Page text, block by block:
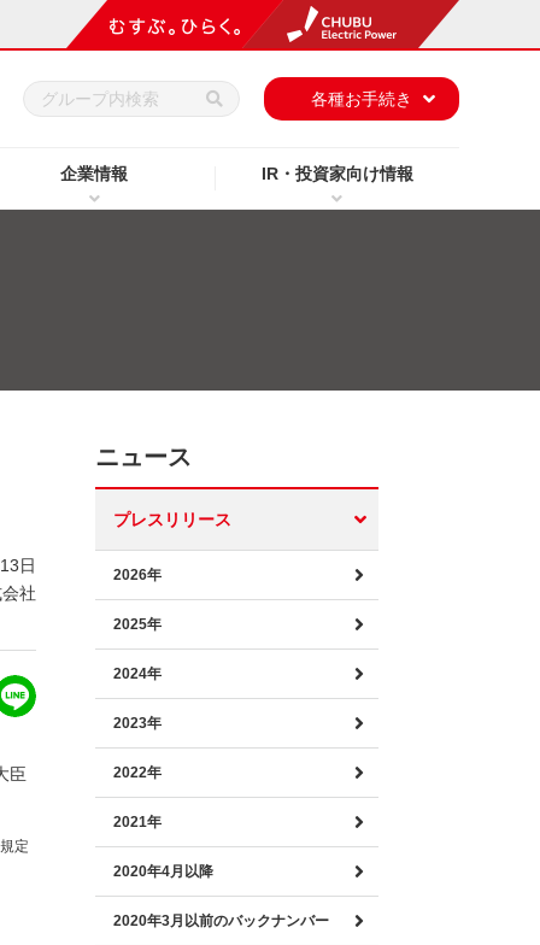
企業情報 IR・投資家向け情報
各種お手続き
日
社
臣
定
ニュース
プレスリリース
2026年
2025年
2024年
2023年
2022年
2021年
2020年4月以降
2020年3月以前のバックナンバー